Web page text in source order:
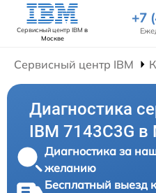
Сервисный центр IBM в
Москве
+7
Сервисный центр IBM
Диагностика
IBM 7143C3G
Диагностика за
желанию
Бесплатный выезд